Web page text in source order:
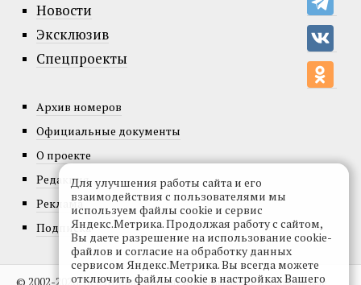
Новости
Эксклюзив
Спецпроекты
Архив номеров
Официальные документы
О проекте
Редакция
Реклама
Подписка
© 2002-2026, Все права защищены.Копирование и использование
Для улучшения работы сайта и его
взаимодействия с пользователями мы
используем файлы cookie и сервис
Яндекс.Метрика. Продолжая работу с сайтом,
Вы даете разрешение на использование cookie-
файлов и согласие на обработку данных
сервисом Яндекс.Метрика. Вы всегда можете
отключить файлы cookie в настройках Вашего